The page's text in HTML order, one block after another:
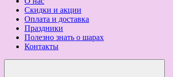
Скидки и акции
Оплата и доставка
Праздники
Полезно знать о шарах
Контакты